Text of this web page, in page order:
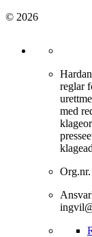
© 2026
reglar
med